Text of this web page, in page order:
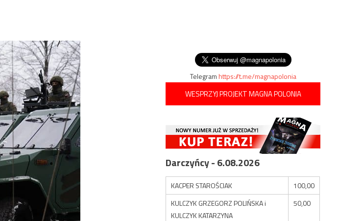
Telegramhttps://t.me/magnapolonia
WESPRZYJ PROJEKT MAGNA POLONIA
Darczyńcy - 6.08.2026
KACPER STAROŚCIAK
100,00
KULCZYK GRZEGORZ POLIŃSKA i
KULCZYK KATARZYNA
50,00